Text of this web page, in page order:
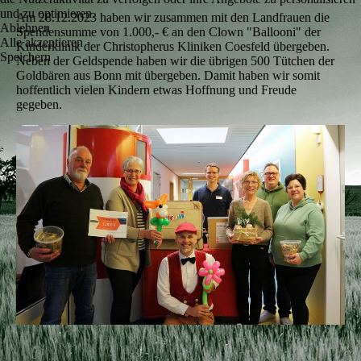
Am 28.12.2023 haben wir zusammen mit den Landfrauen die
Spendensumme von 1.000,- € an den Clown "Ballooni" der
Kinderklinik der Christopherus Kliniken Coesfeld übergeben.
Neben der Geldspende haben wir die übrigen 500 Tütchen der
Goldbären aus Bonn mit übergeben. Damit haben wir somit
hoffentlich vielen Kindern etwas Hoffnung und Freude
gegeben.
und zu optimieren.
Ablehnen
Alle akzeptieren
Speichern